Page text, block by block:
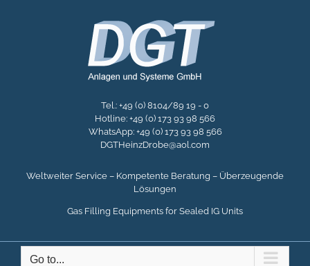
Tel.: +49 (0) 8104/89 19 - 0
Hotline: +49 (0) 173 93 98 566
WhatsApp: +49 (0) 173 93 98 566
DGTHeinzDrobe@aol.com
Weltweiter Service – Kompetente Beratung – Überzeugende
Lösungen
Gas Filling Equipments for Sealed IG Units
Go to...